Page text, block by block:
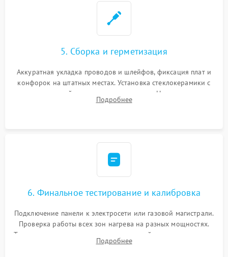
5. Сборка и герметизация
Аккуратная укладка проводов и шлейфов, фиксация плат и
конфорок на штатных местах. Установка стеклокерамики с
проверкой равномерности зазоров. Нанесение
термостойкого герметика или укладка уплотнительной
Подробнее
6. Финальное тестирование и калибровка
Подключение панели к электросети или газовой магистрали.
Проверка работы всех зон нагрева на разных мощностях.
Тестирование сенсорного управления, таймера, индикаторов
остаточного тепла и систем защиты от перегрева.
Подробнее